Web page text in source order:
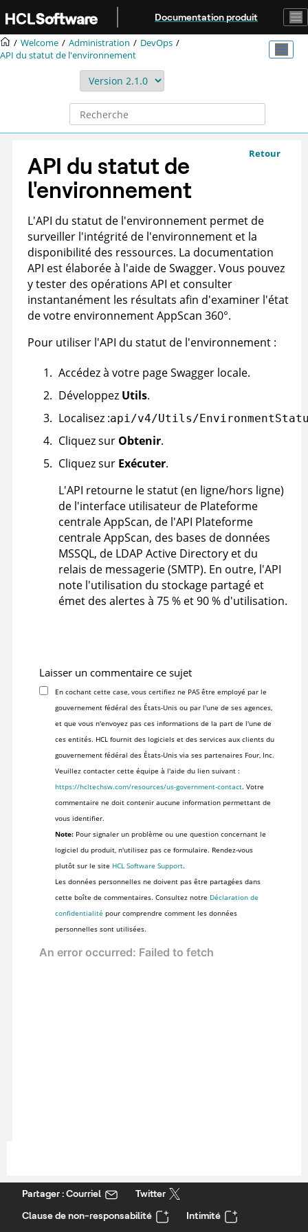
Aller au contenu principal
Documentation produit
Welcome Administration
DevOps
API du statut de l'environnement
Retour
API du statut de
l'environnement
L'API du statut de l'environnement permet de
surveiller l'intégrité de l'environnement et la
disponibilité des ressources. La documentation
API est élaborée à l'aide de Swagger. Vous pouvez
y tester des opérations API et consulter
instantanément les résultats afin d'examiner l'état
de votre environnementAppScan 360°.
Pour utiliser l'API du statut de l'environnement :
Accédez à votre page Swagger locale.
Développez Utils.
Localisez :api/v4/Utils/
Cliquez sur Obtenir.
Cliquez sur Exécuter.
L'API retourne le statut (en ligne/hors ligne)
de l'interface utilisateur de Plateforme
centrale AppScan, de l'API Plateforme
centrale AppScan, des bases de données
MSSQL, de LDAP Active Directory et du
relais de messagerie (SMTP). En outre, l'API
note l'utilisation du stockage partagé et
émet des alertes à 75 % et 90 % d'utilisation.
Laisser un commentaire ce sujet
En cochant cette case, vous certifiez ne PAS être employé par le
gouvernement fédéral des États-Unis ou par l'une de ses agences,
et que vous n'envoyez pas ces informations de la part de l'une de
ces entités. HCL fournit des logiciels et des services aux clients du
gouvernement fédéral des États-Unis via ses partenaires Four, Inc.
Veuillez contacter cette équipe à l'aide du lien suivant :
https://hcltechsw.com/resources/us-government-contact. Votre
commentaire ne doit contenir aucune information permettant de
vous identifier.
Note:Pour signaler un problème ou une question concernant le
logiciel du produit, n'utilisez pas ce formulaire. Rendez-vous
plutôt sur le site HCL Software Support.
Les données personnelles ne doivent pas être partagées dans
cette boîte de commentaires. Consultez notre Déclaration de
confidentialité pour comprendre comment les données
personnelles sont utilisées.
Partager : Courriel
Twitter
Clause de non-responsabilité
Intimité